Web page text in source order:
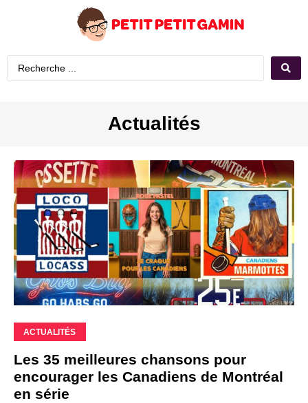
Actualités
ACTUALITÉS
Les 35 meilleures chansons pour
encourager les Canadiens de Montréal
en série